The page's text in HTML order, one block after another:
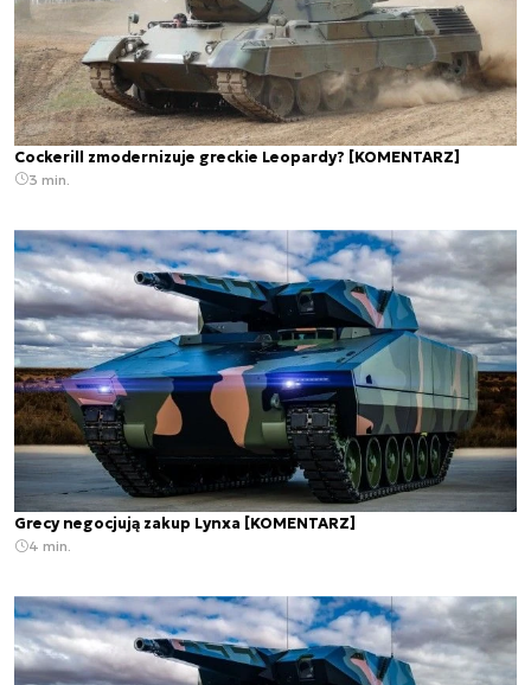
Cockerill zmodernizuje greckie Leopardy? [KOMENTARZ]
3 min.
Grecy negocjują zakup Lynxa [KOMENTARZ]
4 min.